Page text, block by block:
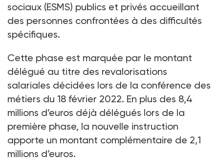
sociaux (ESMS) publics et privés accueillant
des personnes confrontées à des difficultés
spécifiques.
Cette phase est marquée par le montant
délégué au titre des revalorisations
salariales décidées lors de la conférence des
métiers du 18 février 2022. En plus des 8,4
millions d’euros déjà délégués lors de la
première phase, la nouvelle instruction
apporte un montant complémentaire de 2,1
millions d’euros.